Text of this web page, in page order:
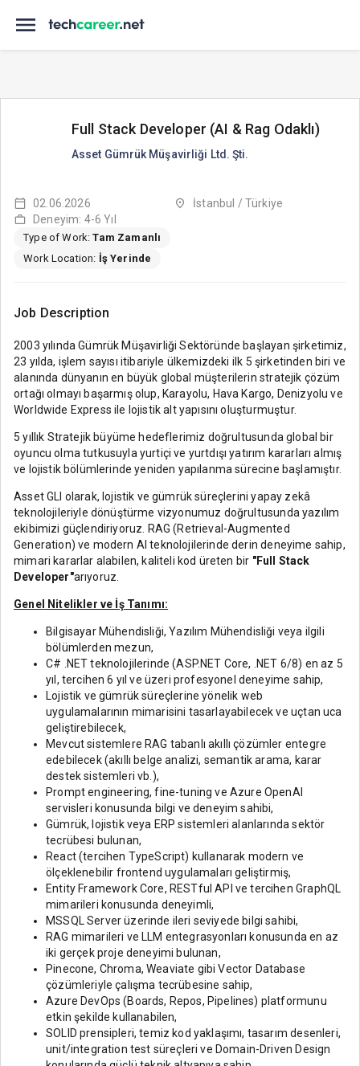
Full Stack Developer (AI & Rag Odaklı)
Asset Gümrük Müşavirliği Ltd. Şti.
02.06.2026
İstanbul / Türkiye
Deneyim: 4-6 Yıl
Type of Work:Tam Zamanlı
Work Location: İş Yerinde
Job Description
2003 yılında Gümrük Müşavirliği Sektöründe başlayan şirketimiz,
23 yılda, işlem sayısı itibariyle ülkemizdeki ilk 5 şirketinden biri ve
alanında dünyanın en büyük global müşterilerin stratejik çözüm
ortağı olmayı başarmış olup, Karayolu, Hava Kargo, Denizyolu ve
Worldwide Express ile lojistik alt yapısını oluşturmuştur.
5 yıllık Stratejik büyüme hedeflerimiz doğrultusunda global bir
oyuncu olma tutkusuyla yurtiçi ve yurtdışı yatırım kararları almış
ve lojistik bölümlerinde yeniden yapılanma sürecine başlamıştır.
Asset GLI olarak, lojistik ve gümrük süreçlerini yapay zekâ
teknolojileriyle dönüştürme vizyonumuz doğrultusunda yazılım
ekibimizi güçlendiriyoruz. RAG (Retrieval-Augmented
Generation) ve modern AI teknolojilerinde derin deneyime sahip,
mimari kararlar alabilen, kaliteli kod üreten bir "Full Stack
Developer"arıyoruz.
Genel Nitelikler ve İş Tanımı:
Bilgisayar Mühendisliği, Yazılım Mühendisliği veya ilgili
bölümlerden mezun,
C# .NET teknolojilerinde (ASP.NET Core, .NET 6/8) en az 5
yıl, tercihen 6 yıl ve üzeri profesyonel deneyime sahip,
Lojistik ve gümrük süreçlerine yönelik web
uygulamalarının mimarisini tasarlayabilecek ve uçtan uca
geliştirebilecek,
Mevcut sistemlere RAG tabanlı akıllı çözümler entegre
edebilecek (akıllı belge analizi, semantik arama, karar
destek sistemleri vb.),
Prompt engineering, fine-tuning ve Azure OpenAI
servisleri konusunda bilgi ve deneyim sahibi,
Gümrük, lojistik veya ERP sistemleri alanlarında sektör
tecrübesi bulunan,
React (tercihen TypeScript) kullanarak modern ve
ölçeklenebilir frontend uygulamaları geliştirmiş,
Entity Framework Core, RESTful API ve tercihen GraphQL
mimarileri konusunda deneyimli,
MSSQL Server üzerinde ileri seviyede bilgi sahibi,
RAG mimarileri ve LLM entegrasyonları konusunda en az
iki gerçek proje deneyimi bulunan,
Pinecone, Chroma, Weaviate gibi Vector Database
çözümleriyle çalışma tecrübesine sahip,
Azure DevOps (Boards, Repos, Pipelines) platformunu
etkin şekilde kullanabilen,
SOLID prensipleri, temiz kod yaklaşımı, tasarım desenleri,
unit/integration test süreçleri ve Domain-Driven Design